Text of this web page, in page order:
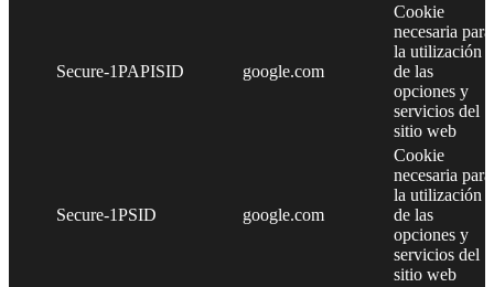
Secure-1PAPISID google.com
Cookie
necesaria para
la utilización
de las
opciones y
servicios del
sitio web
Secure-1PSID google.com
Cookie
necesaria para
la utilización
de las
opciones y
servicios del
sitio web